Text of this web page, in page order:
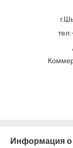
Информация о